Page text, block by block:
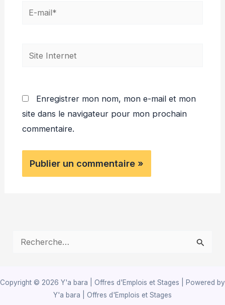
E-
Site
Enregistrer mon nom, mon e-mail et mon
site dans le navigateur pour mon prochain
commentaire.
h
Copyright © 2026 Y'a bara | Offres d'Emplois et Stages | Powered by
Y'a bara | Offres d'Emplois et Stages